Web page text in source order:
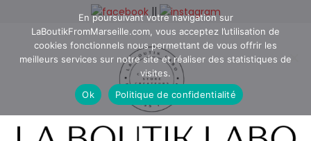
||
En poursuivant votre navigation sur
LaBoutikFromMarseille.com, vous acceptez l’utilisation de
cookies fonctionnels nous permettant de vous offrir les
meilleurs services sur notre site et réaliser des statistiques de
visites.
Ok
Politique de confidentialité